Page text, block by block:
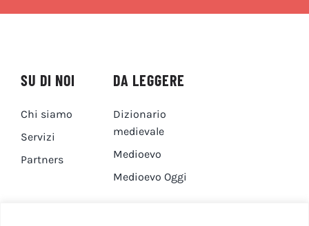
SU DI NOI
Chi siamo
Servizi
Partners
DA LEGGERE
Dizionario
medievale
Medioevo
Medioevo Oggi